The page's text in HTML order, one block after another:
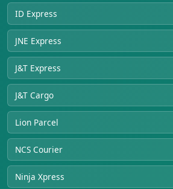
ID Express
JNE Express
J&T Express
J&T Cargo
Lion Parcel
NCS Courier
Ninja Xpress